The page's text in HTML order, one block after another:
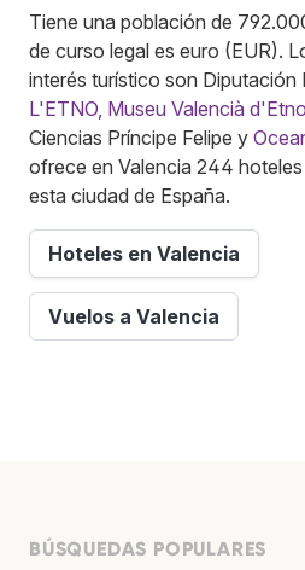
Tiene una población de
de curso legal es euro (EUR).
interés turístico son Diputación
L'ETNO, Museu Valencià
Ciencias Príncipe Felipe y
ofrece en Valencia 244
esta ciudad de España.
Hoteles en Valencia
Vuelos a Valencia
BÚSQUEDAS POPULARES